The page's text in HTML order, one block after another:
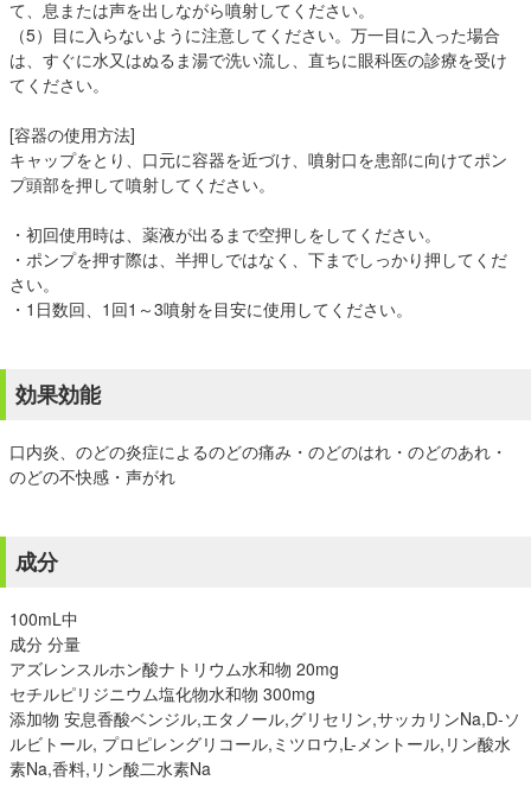
て、息または声を出しながら噴射してください。
（5）目に入らないように注意してください。万一目に入った場合
は、すぐに水又はぬるま湯で洗い流し、直ちに眼科医の診療を受け
てください。
[容器の使用方法]
キャップをとり、口元に容器を近づけ、噴射口を患部に向けてポン
プ頭部を押して噴射してください。
・初回使用時は、薬液が出るまで空押しをしてください。
・ポンプを押す際は、半押しではなく、下までしっかり押してくだ
さい。
・1日数回、1回1～3噴射を目安に使用してください。
効果効能
口内炎、のどの炎症によるのどの痛み・のどのはれ・のどのあれ・
のどの不快感・声がれ
成分
100mL中
成分 分量
アズレンスルホン酸ナトリウム水和物 20mg
セチルピリジニウム塩化物水和物 300mg
添加物 安息香酸ベンジル,エタノール,グリセリン,サッカリンNa,D-ソ
ルビトール, プロピレングリコール,ミツロウ,L-メントール,リン酸水
素Na,香料,リン酸二水素Na